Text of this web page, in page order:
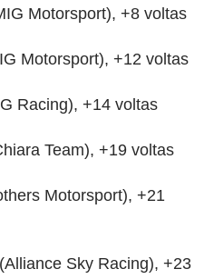
Motorsport), +8 voltas
Motorsport), +12 voltas
Racing), +14 voltas
Team), +19 voltas
Motorsport), +21
Sky Racing), +23